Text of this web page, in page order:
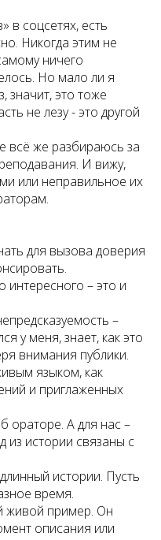
в соцсетях, есть
Никогда этим не
ничего
Но мало ли я
значит, это тоже
не лезу - это другой
всё же разбираюсь за
И вижу,
или неправильное их
для вызова доверия
интересного – это и
–
у меня, знает, как это
внимания публики.
языком, как
и приглаженных
ораторе. А для нас –
из истории связаны с
истории. Пусть
время.
живой пример. Он
описания или